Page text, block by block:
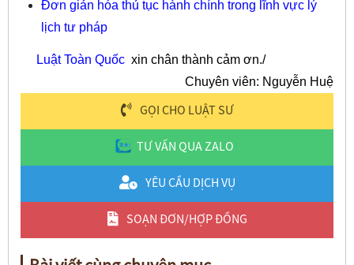
Đơn giản hóa thủ tục hành chính trong lĩnh vực lý
lịch tư pháp
Luật Toàn Quốc xin chân thành cảm ơn./
Chuyên viên: Nguyễn Huệ
GỌI CHO LUẬT SƯ
TƯ VẤN QUA ZALO
YÊU CẦU DỊCH VỤ
SOẠN ĐƠN/HỢP ĐỒNG